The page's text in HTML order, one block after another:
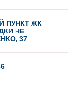
ПУНКТ ЖК
НЕ
37